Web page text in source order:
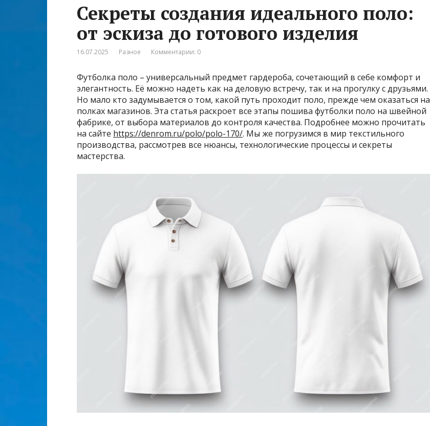
Секреты создания идеального поло:
от эскиза до готового изделия
16.07.2025 Разное Комментарии: 0
Футболка поло – универсальный предмет гардероба, сочетающий в себе комфорт и
элегантность. Её можно надеть как на деловую встречу, так и на прогулку с друзьями.
Но мало кто задумывается о том, какой путь проходит поло, прежде чем оказаться на
полках магазинов. Эта статья раскроет все этапы пошива футболки поло на швейной
фабрике, от выбора материалов до контроля качества. Подробнее можно прочитать
на сайте https://denrom.ru/polo/polo-170/. Мы же погрузимся в мир текстильного
производства, рассмотрев все нюансы, технологические процессы и секреты
мастерства.